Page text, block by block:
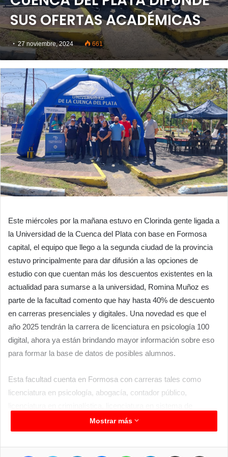
SUS OFERTAS ACADÉMICAS
27 noviembre, 2024 661
Este miércoles por la mañana estuvo en Clorinda gente ligada a
la Universidad de la Cuenca del Plata con base en Formosa
capital, el equipo que llego a la segunda ciudad de la provincia
estuvo principalmente para dar difusión a las opciones de
estudio con que cuentan más los descuentos existentes en la
actualidad para sumarse a la universidad, Romina Muñoz es
parte de la facultad comento que hay hasta 40% de descuento
en carreras presenciales y digitales. Una novedad es que el
año 2025 tendrán la carrera de licenciatura en psicología 100
digital, ahora ya están brindando mayor información sobre eso
para formar la base de datos de posibles alumnos.
Esta facultad cuenta en Formosa con carreras tales como
licenciatura en psicología, abogacía, contador público,
información, licenciatura en diseño gráfico y multimedia,
licenciatura en nutrición y licenciatura en fonoaudiología. Para
más información pueden ingresar a la página web de la
Mostrar más